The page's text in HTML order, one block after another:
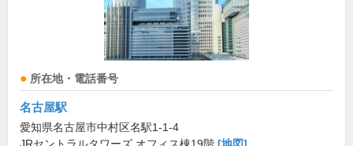
所在地・電話番号
名古屋駅
愛知県名古屋市中村区名駅1-1-4